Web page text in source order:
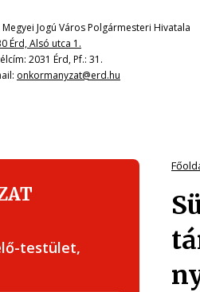
Megyei Jogú Város Polgármesteri Hivatala
Érd, Alsó utca 1.
2031 Érd, Pf.: 31.
onkormanyzat@erd.hu
testület,